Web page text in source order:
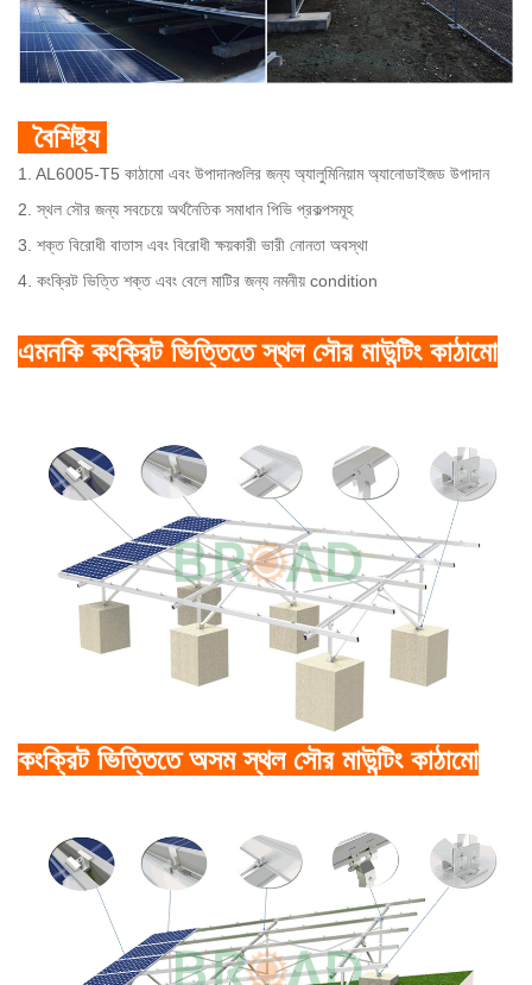
বৈশিষ্ট্য
1. AL6005-T5 কাঠামো এবং উপাদানগুলির জন্য অ্যালুমিনিয়াম অ্যানোডাইজড উপাদান
2. স্থল সৌর জন্য সবচেয়ে অর্থনৈতিক সমাধান পিভি প্রকল্পসমূহ
3. শক্ত বিরোধী বাতাস এবং বিরোধী ক্ষয়কারী ভারী নোনতা অবস্থা
4. কংক্রিট ভিত্তি শক্ত এবং বেলে মাটির জন্য নমনীয় condition
এমনকি কংক্রিট ভিত্তিতে স্থল সৌর মাউন্টিং কাঠামো
কংক্রিট ভিত্তিতে অসম স্থল সৌর মাউন্টিং কাঠামো